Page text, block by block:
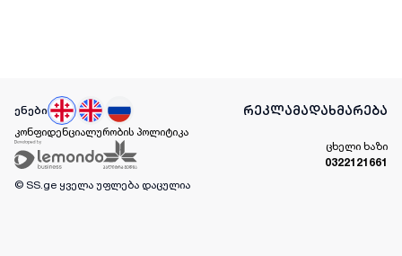
ენები რეკლამადახმარება
კონფიდენციალურობის პოლიტიკა
ცხელი ხაზი
0322121661
© SS.ge ყველა უფლება დაცულია